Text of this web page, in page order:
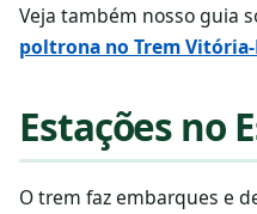
Veja também nosso guia
poltrona no Trem
Estações no
O trem faz embarques e